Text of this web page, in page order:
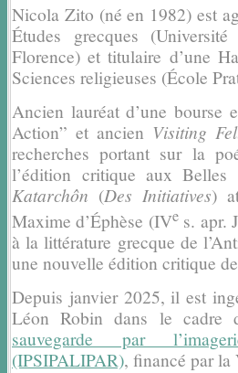
Nicola Zito (né en 1982) est
Études grecques
Florence) ettitulaire d’une
Sciences religieuses (École
Ancien lauréat d’une bourse
Action” et ancien Visiting
recherches portant sur la
l’édition critique aux
Katarchôn (Des Initiatives)
Maxime d’Éphèse (IVe s. apr.
à la littérature grecque de
une nouvelle édition critique
Depuis janvier 2025, il est
Léon Robin dans le
sauvegarde par
(IPSIPALIPAR), financé par